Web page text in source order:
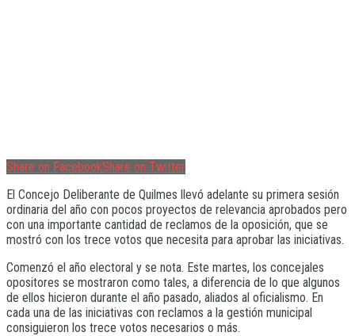
Share on FacebookShare on Twitter
El Concejo Deliberante de Quilmes llevó adelante su primera sesión
ordinaria del año con pocos proyectos de relevancia aprobados pero
con una importante cantidad de reclamos de la oposición, que se
mostró con los trece votos que necesita para aprobar las iniciativas.
Comenzó el año electoral y se nota. Este martes, los concejales
opositores se mostraron como tales, a diferencia de lo que algunos
de ellos hicieron durante el año pasado, aliados al oficialismo. En
cada una de las iniciativas con reclamos a la gestión municipal
consiguieron los trece votos necesarios o más.